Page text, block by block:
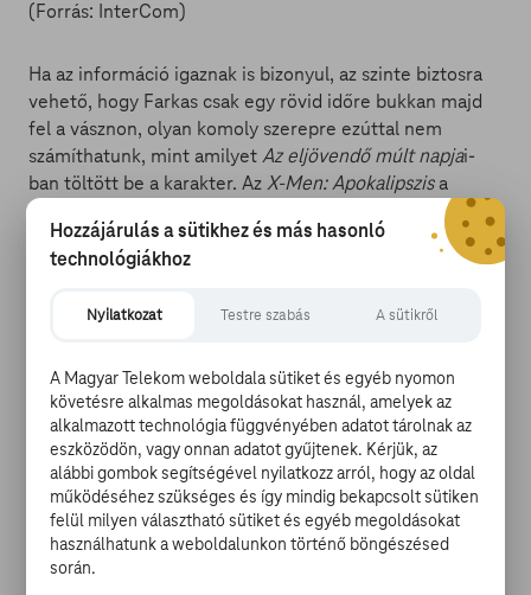
Ha az információ igaznak is bizonyul, az szinte biztosra
vehető, hogy Farkas csak egy rövid időre bukkan majd
fel a vásznon, olyan komoly szerepre ezúttal nem
számíthatunk, mint amilyetAz eljövendő múlt napjai-
ban töltött be a karakter. AzX-Men: Apokalipszisa
nyolcvanas években fog játszódni, és a címadó ősi
mutáns (Oscar Isaac) újbóli felbukkanása körül
bonyolódnak majd az események.
AzApokalipszis-ben visszatérnek az új trilógia fontosabb
szereplői: Jennifer Lawrence (Raven), Michael
Fassbender (Magneto), James McAvoy (Xavier
professzor), Nicholas Hoult (Hank McCoy), továbbá
újból láthatunk az első háromX-Men-filmből ismerős
karaktereket, tinédzserként, teljesen új
szereposztásban. Jean Greyt ezúttal Sophie Turner
Hozzájárulás a sütikhez és más hasonló
technológiákhoz
Nyilatkozat Testre szabás A sütikről
A Magyar Telekom weboldala sütiket és egyéb nyomon
követésre alkalmas megoldásokat használ, amelyek az
alkalmazott technológia függvényében adatot tárolnak az
eszközödön, vagy onnan adatot gyűjtenek. Kérjük, az
alábbi gombok segítségével nyilatkozz arról, hogy az oldal
működéséhez szükséges és így mindig bekapcsolt sütiken
felül milyen választható sütiket és egyéb megoldásokat
használhatunk a weboldalunkon történő böngészésed
során.